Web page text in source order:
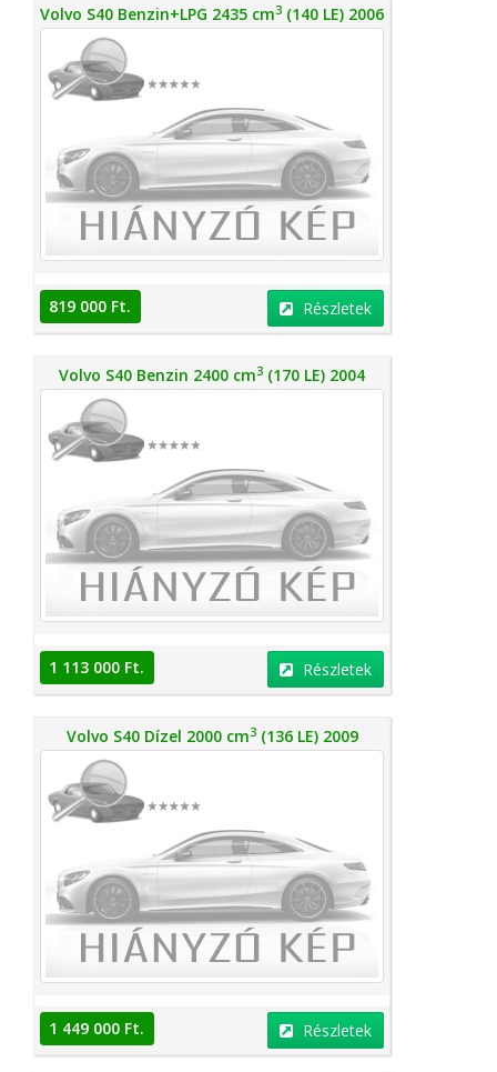
Volvo S40 Benzin+LPG 2435 cm3 (140 LE) 2006
819 000 Ft. Részletek
Volvo S40 Benzin 2400 cm3 (170 LE) 2004
1 113 000 Ft. Részletek
Volvo S40 Dízel 2000 cm3(136 LE) 2009
1 449 000 Ft. Részletek